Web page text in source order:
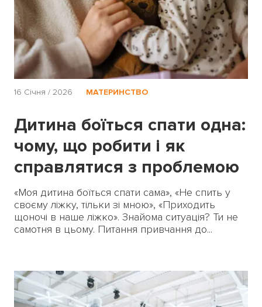
16 Січня / 2026 МАТЕРИНСТВО
Дитина боїться спати одна:
чому, що робити і як
справлятися з проблемою
«Моя дитина боїться спати сама», «Не спить у
своєму ліжку, тільки зі мною», «Приходить
щоночі в наше ліжко». Знайома ситуація? Ти не
самотня в цьому. Питання привчання до...